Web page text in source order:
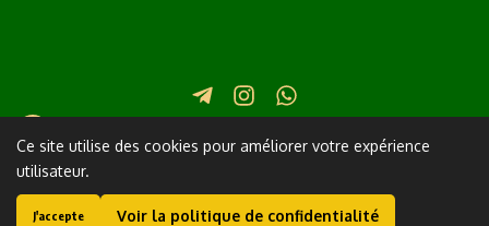
Iran Qom Martyr Fatimi Street in front of Lane 17 No. 2
+982537745111
Ayatollah Sistani
Nahj Balagha
Ce site utilise des cookies pour améliorer votre expérience
utilisateur.
J'accepte Voir la politique de confidentialité